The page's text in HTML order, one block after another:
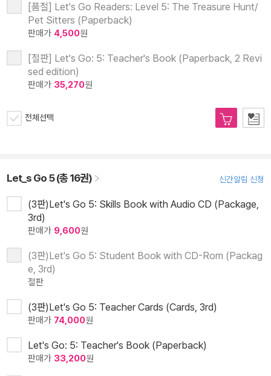
[품절] Let's Go Readers: Level 5: The Treasure Hunt/
Pet Sitters (Paperback)
판매가 4,500원
[절판] Let's Go: 5: Teacher's Book (Paperback, 2 Revi
sed edition)
판매가 35,270원
전체선택
Let_s Go 5 (총 16권) 신간알림 신청
(3판)Let's Go 5: Skills Book with Audio CD (Package,
3rd)
판매가 9,600원
(3판)Let's Go 5: Student Book with CD-Rom (Packag
e, 3rd)
절판
(3판)Let's Go 5: Teacher Cards (Cards, 3rd)
판매가 74,000원
Let's Go: 5: Teacher's Book (Paperback)
판매가 33,200원